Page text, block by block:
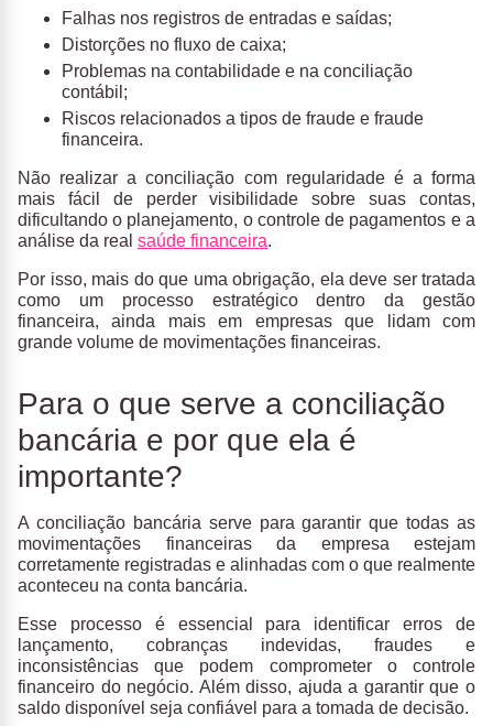
Falhas nos registros de entradas e saídas;
Distorções no fluxo de caixa;
Problemas na contabilidade e na conciliação
contábil;
Riscos relacionados a tipos de fraude e fraude
financeira.
Não realizar a conciliação com regularidade é a forma
mais fácil de perder visibilidade sobre suas contas,
dificultando o planejamento, o controle de pagamentos e a
análise da real saúde financeira.
Por isso, mais do que uma obrigação, ela deve ser tratada
como um processo estratégico
dentro da gestão
financeira, ainda mais em empresas que lidam com
grande volume de movimentações financeiras.
Para o que serve a conciliação
bancária e por que ela é
importante?
A conciliação bancária serve para garantir que todas as
movimentações financeiras da empresa estejam
corretamente registradas e alinhadas com o que realmente
aconteceu na conta bancária.
Esse processo é essencial para identificar erros de
lançamento, cobranças indevidas, fraudes e
inconsistênciasque podem comprometer o controle
financeiro do negócio. Além disso, ajuda a garantir que o
saldo disponível seja confiável para a tomada de decisão.